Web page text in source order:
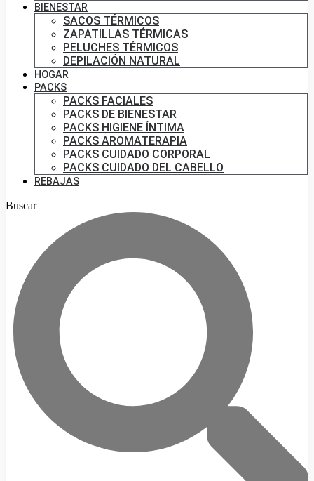
BIENESTAR
SACOS TÉRMICOS
ZAPATILLAS TÉRMICAS
PELUCHES TÉRMICOS
DEPILACIÓN NATURAL
HOGAR
PACKS
PACKS FACIALES
PACKS DE BIENESTAR
PACKS HIGIENE ÍNTIMA
PACKS AROMATERAPIA
PACKS CUIDADO CORPORAL
PACKS CUIDADO DEL CABELLO
REBAJAS
Buscar